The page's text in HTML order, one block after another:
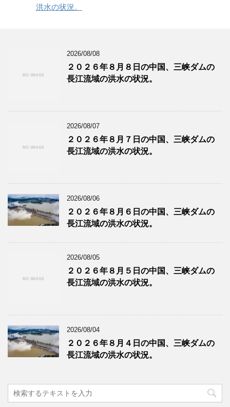
洪水の状況。
2026/08/08
２０２６年８月８日の中国、三峡ダムの
長江流域の洪水の状況。
2026/08/07
２０２６年８月７日の中国、三峡ダムの
長江流域の洪水の状況。
2026/08/06
２０２６年８月６日の中国、三峡ダムの
長江流域の洪水の状況。
2026/08/05
２０２６年８月５日の中国、三峡ダムの
長江流域の洪水の状況。
2026/08/04
２０２６年８月４日の中国、三峡ダムの
長江流域の洪水の状況。